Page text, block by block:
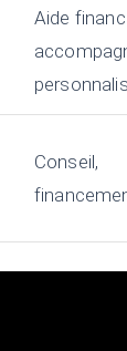
Aide
Conseil,